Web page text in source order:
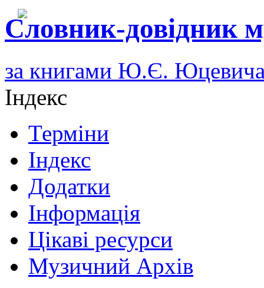
Словник-довідник
за книгами Ю.Є.
Індекс
Терміни
Індекс
Додатки
Інформація
Цікаві ресурси
Музичний Архів